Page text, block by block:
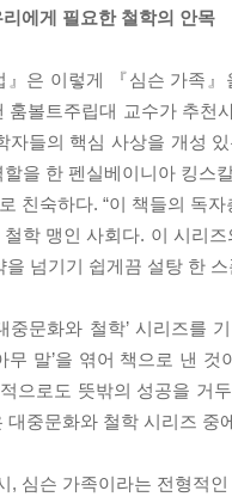
에게 필요한 철학의 안목
』은 이렇게 『심슨 가족
훔볼트주립대 교수가 추
자들의 핵심 사상을 개성
을 한 펜실베이니아 킹스
친숙하다. “이 책들의 독
학 맹인 사회다. 이 시리
넘기기 쉽게끔 설탕 한
중문화와 철학’ 시리즈를
무 말’을 엮어 책으로 낸
으로도 뜻밖의 성공을 거
대중문화와 철학 시리즈
, 심슨 가족이라는 전형적